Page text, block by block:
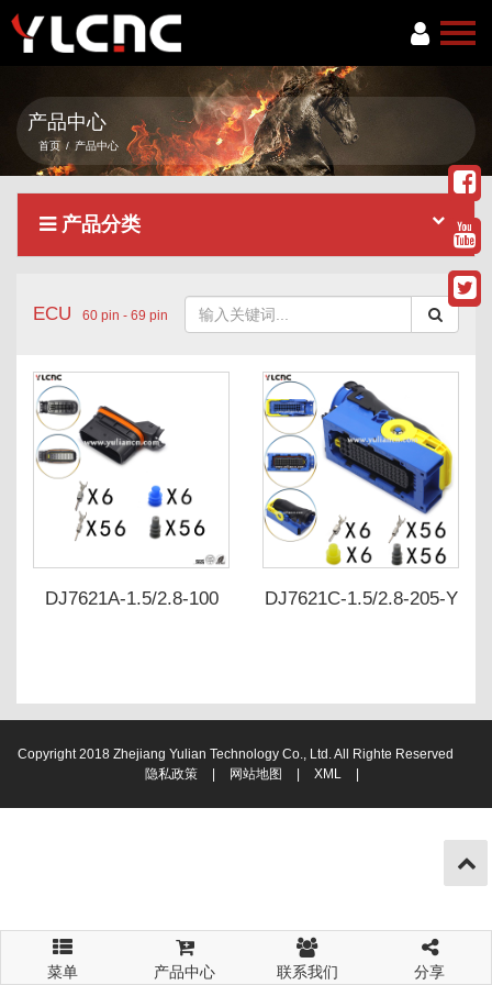
首页
关于我们
产品中心
新闻资讯
联系我们
产品中心
首页 / 产品中心
产品分类
ECU 60 pin - 69 pin
DJ7621A-1.5/2.8-100
DJ7621C-1.5/2.8-205-Y
Copyright 2018 Zhejiang Yulian Technology Co., Ltd. All Righte Reserved
隐私政策
网站地图 XML
菜单 产品中心 联系我们 分享